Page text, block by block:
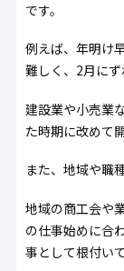
です。
例えば、年明け
難しく、2月にず
建設業や小売業
た時期に改めて
また、地域や職
地域の商工会や
の仕事始めに合
事として根付い